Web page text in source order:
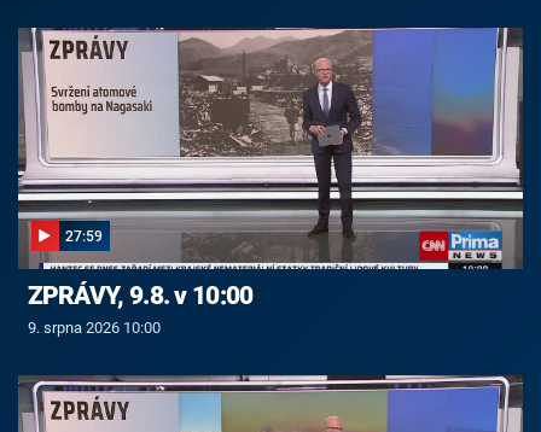
27:59
ZPRÁVY, 9.8. v 10:00
9. srpna 2026 10:00